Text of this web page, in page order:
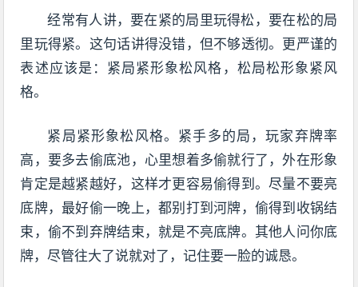
经常有人讲，要在紧的局里玩得松，要在松的局
里玩得紧。这句话讲得没错，但不够透彻。更严谨的
表述应该是：紧局紧形象松风格，松局松形象紧风
格。
紧局紧形象松风格。紧手多的局，玩家弃牌率
高，要多去偷底池，心里想着多偷就行了，外在形象
肯定是越紧越好，这样才更容易偷得到。尽量不要亮
底牌，最好偷一晚上，都别打到河牌，偷得到收锅结
束，偷不到弃牌结束，就是不亮底牌。其他人问你底
牌，尽管往大了说就对了，记住要一脸的诚恳。